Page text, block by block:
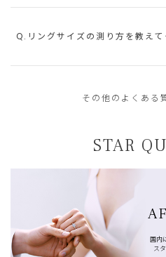
Q.リングサイズの測り方を教えて
その他のよくある
STAR
国内
ス